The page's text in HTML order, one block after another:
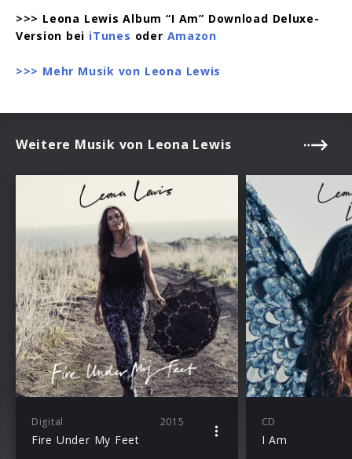
>>> Leona Lewis Album “I Am” Download Deluxe-
Version bei iTunes oder Amazon
>>> Mehr Musik von Leona Lewis
Weitere Musik von Leona Lewis
Digital 2015
Fire Under My Feet
CD
I Am